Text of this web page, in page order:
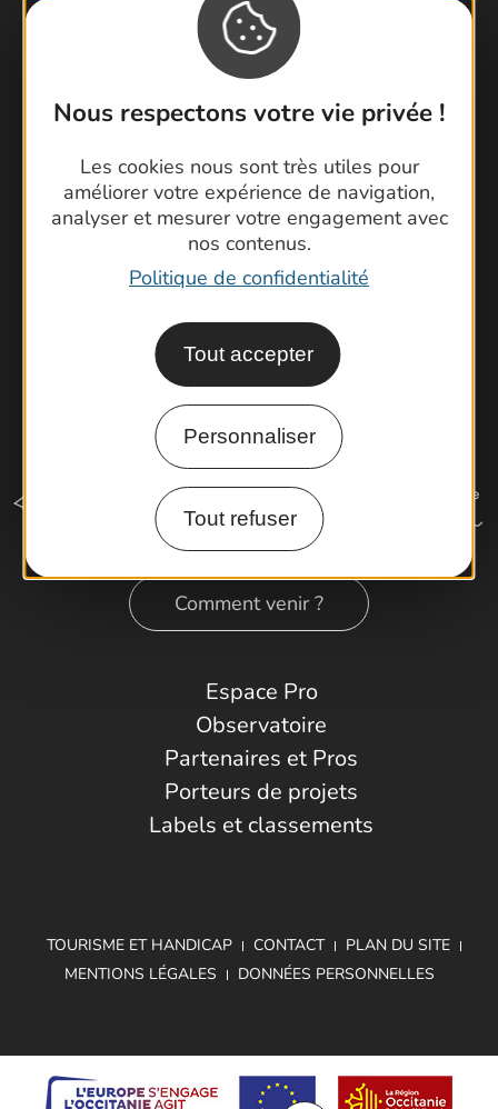
Nous respectons votre vie privée !
Les cookies nous sont très utiles pour
améliorer votre expérience de navigation,
analyser et mesurer votre engagement avec
nos contenus.
Politique de confidentialité
Tout accepter
Personnaliser
Tout refuser
Contactez-nous !
Brochures
Cartoguides et Topoguides
Latitude Gard
Comment venir ?
Espace Pro
Observatoire
Partenaires et Pros
Porteurs de projets
Labels et classements
TOURISME ET HANDICAP CONTACT
PLAN DU SITE
MENTIONS LÉGALES
DONNÉES PERSONNELLES